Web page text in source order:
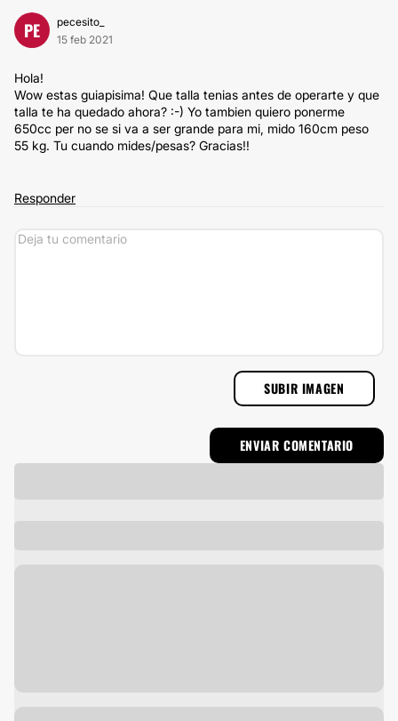
PE
pecesito_
15 feb 2021
Hola!
Wow estas guiapisima! Que talla tenias antes de operarte y que
talla te ha quedado ahora? :-) Yo tambien quiero ponerme
650cc per no se si va a ser grande para mi, mido 160cm peso
55 kg. Tu cuando mides/pesas? Gracias!!
Responder
SUBIR IMAGEN